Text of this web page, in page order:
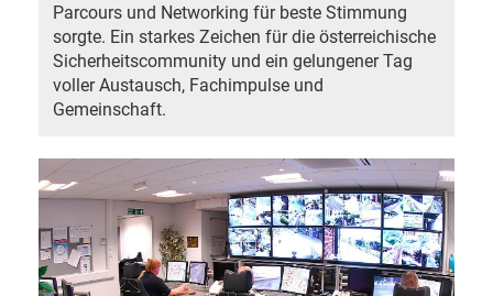
Parcours und Networking für beste Stimmung
sorgte. Ein starkes Zeichen für die österreichische
Sicherheitscommunity und ein gelungener Tag
voller Austausch, Fachimpulse und
Gemeinschaft.